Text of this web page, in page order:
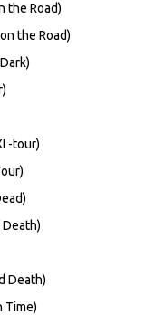
the Road)
the Road)
-tour)
Death)
Time)